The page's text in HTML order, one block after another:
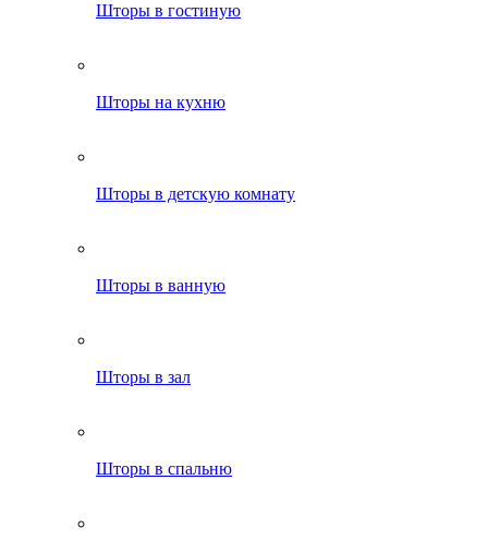
Шторы в гостиную
Шторы на кухню
Шторы в детскую комнату
Шторы в ванную
Шторы в зал
Шторы в спальню